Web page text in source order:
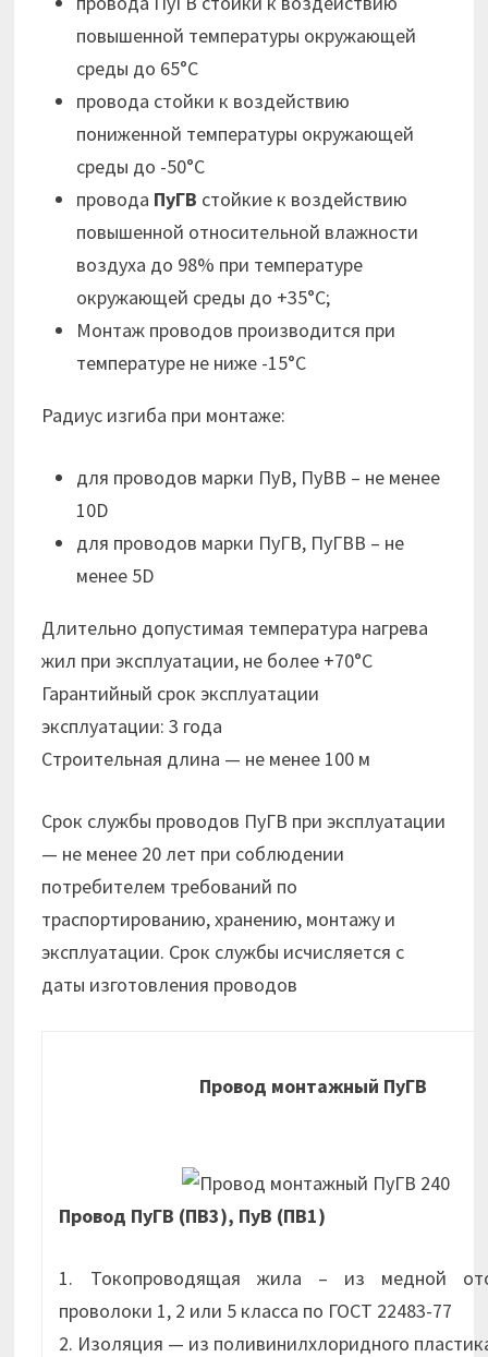
повышенной температуры окружающей
среды до 65°С
провода стойки к воздействию
пониженной температуры окружающей
среды до -50°С
провода ПуГВ стойкие к воздействию
повышенной относительной влажности
воздуха до 98% при температуре
окружающей среды до +35°С;
Монтаж проводов производится при
температуре не ниже -15°С
Радиус изгиба при монтаже:
для проводов марки ПуВ, ПуВВ – не менее
10D
для проводов марки ПуГВ, ПуГВВ – не
менее 5D
Длительно допустимая температура нагрева
жил при эксплуатации, не более +70°С
Гарантийный срок эксплуатации
эксплуатации: 3 года
Строительная длина — не менее 100 м
Срок службы проводов ПуГВ при эксплуатации
— не менее 20 лет при соблюдении
потребителем требований по
траспортированию, хранению, монтажу и
эксплуатации. Срок службы исчисляется с
даты изготовления проводов
Провод монтажный ПуГВ
Провод ПуГВ (ПВ3), ПуВ (ПВ1)
1. Токопроводящая жила – из медной
проволоки 1, 2 или 5 класса по ГОСТ 22483-77
2. Изоляция — из поливинилхлоридного